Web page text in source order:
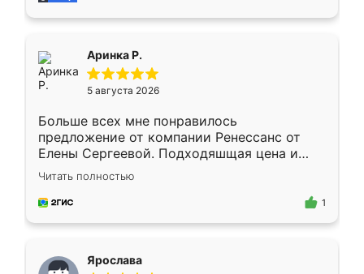
Аринка Р.
5 августа 2026
Больше всех мне понравилось
предложение от компании Ренессанс от
Елены Сергеевой. Подходяшщая цена и
короткие сроки изготовления. Приехавший
для замера сотрудник Владислав
предложил по моему эскизу самый
Читать полностью
1
Ярослава